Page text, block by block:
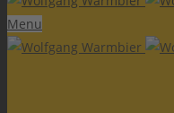
Menu